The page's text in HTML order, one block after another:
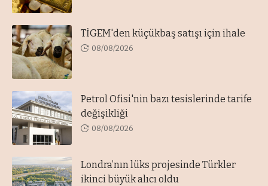
TİGEM'den küçükbaş satışı için ihale
08/08/2026
Petrol Ofisi'nin bazı tesislerinde tarife
değişikliği
08/08/2026
Londra’nın lüks projesinde Türkler
ikinci büyük alıcı oldu